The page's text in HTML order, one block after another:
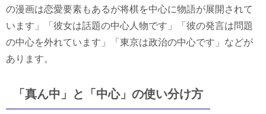
の漫画は恋愛要素もあるが将棋を中心に物語が展開されて
います」「彼女は話題の中心人物です」「彼の発言は問題
の中心を外れています」「東京は政治の中心です」などが
あります。
「真ん中」と「中心」の使い分け方